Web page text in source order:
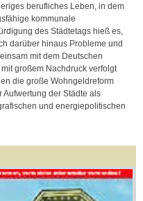
berufliches Leben, in dem
kommunale
des Städtetags hieß es,
darüber hinaus Probleme und
mit dem Deutschen
großem Nachdruck verfolgt
die große Wohngeldreform
der Städte als
und energiepolitischen